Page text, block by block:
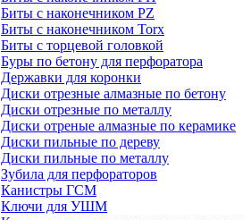
Биты с наконечником PZ
Биты с наконечником Torx
Биты с торцевой головкой
Буры по бетону для перфоратора
Державки для коронки
Диски отрезные алмазные по бетону
Диски отрезные по металлу
Диски отреные алмазные по керамике
Диски пильные по дереву
Диски пильные по металлу
Зубила для перфораторов
Канистры ГСМ
Ключи для УШМ